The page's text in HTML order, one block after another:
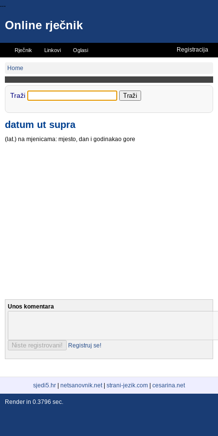
...
Online rječnik
Rječnik Linkovi Oglasi Registracija
Home
Traži
datum ut supra
(lat.) na mjenicama: mjesto, dan i godinakao gore
Unos komentara
Registruj se!
sjedi5.hr netsanovnik.net| strani-jezik.com cesarina.net
Render in 0.3796 sec.